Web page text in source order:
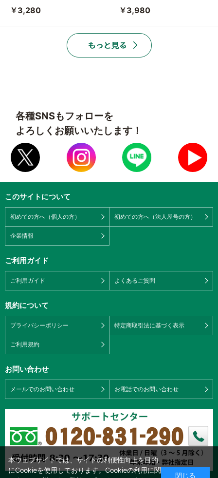
￥3,280 ￥3,980
各種SNSもフォローを
よろしくお願いいたします！
このサイトについて
初めての方へ（個人の方） 初めての方へ（法人屋号の方）
企業情報
ご利用ガイド
ご利用ガイド よくあるご質問
規約について
プライバシーポリシー 特定商取引法に基づく表示
ご利用規約
お問い合わせ
メールでのお問い合わせ お電話でのお問い合わせ
本ウェブサイトでは、サイトの利便性向上を目的
にCookieを使用しております。Cookieの利用に関
閉じる